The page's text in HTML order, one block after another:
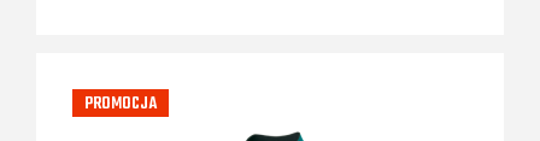
PROMOCJA